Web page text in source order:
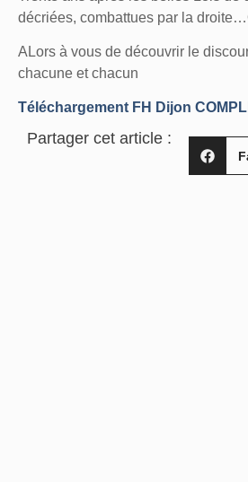
décriées, combattues par la
ALors à vous de découvrir le
chacune et chacun
Téléchargement FH Dijon
Partager cet article :